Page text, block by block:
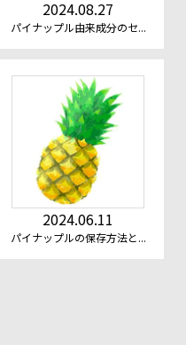
2024.08.27
パイナップル由来成分のセ...
2024.06.11
パイナップルの保存方法と...